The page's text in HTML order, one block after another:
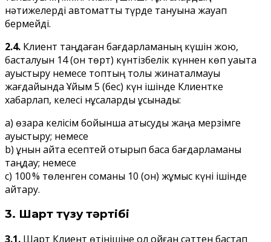
нәтижелерді автоматты түрде тануына жауап
бермейді.
2.4. Клиент таңдаған бағдарламаның күшін жою,
басталуын 14 (он төрт) күнтізбелік күннен көп уақытқа
ауыстыру немесе топтың толық жинақталмауы
жағдайында Ұйым 5 (бес) күн ішінде Клиентке
хабарлап, келесі нұсқаларды ұсынады:
a) өзара келісім бойынша қатысуды жаңа мерзімге
ауыстыру; немесе
b) құнын қайта есептей отырып басқа бағдарламаны
таңдау; немесе
c) 100 % төленген соманы 10 (он) жұмыс күні ішінде
қайтару.
3. Шарт түзу тәртібі
3.1. Шарт Клиент өтінішіне қол қойған сәттен бастап